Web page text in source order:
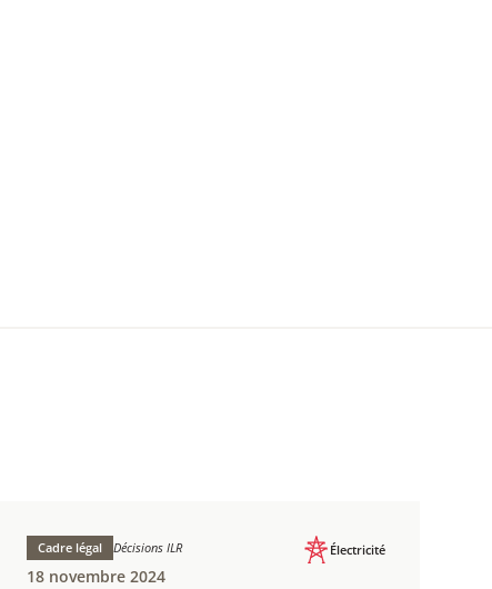
Cadre légal Décisions ILR Électricité
18 novembre 2024